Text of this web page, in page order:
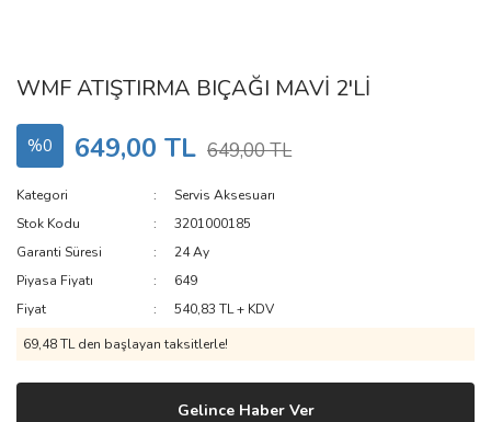
WMF ATIŞTIRMA BIÇAĞI MAVİ 2'Lİ
%0 649,00 TL 649,00 TL
Kategori
Servis Aksesuarı
Stok Kodu
3201000185
Garanti Süresi
24 Ay
Piyasa Fiyatı
649
Fiyat
540,83 TL + KDV
69,48 TL den başlayan taksitlerle!
Gelince Haber Ver